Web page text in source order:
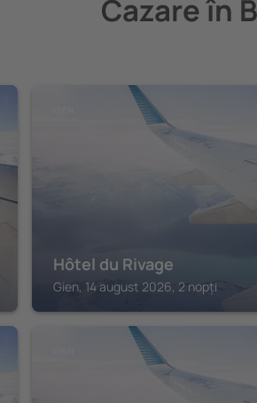
Cazare în
Hôtel du Rivage
Gien, 14 august 2026, 2 nopți